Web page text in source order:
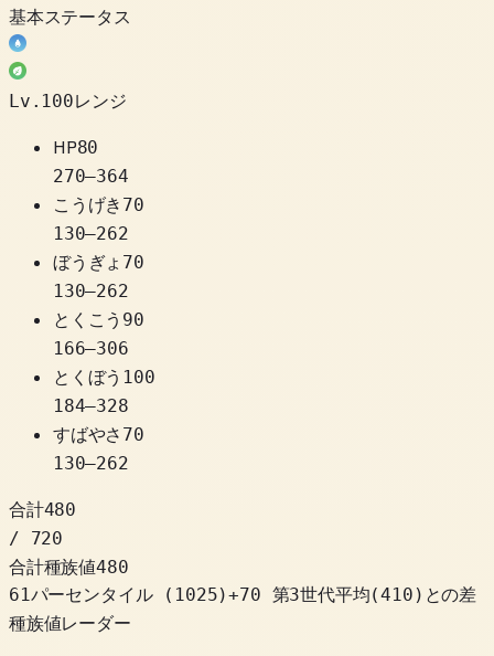
基本ステータス
Lv.100レンジ
HP80
270–364
こうげき 70
130–262
ぼうぎょ 70
130–262
とくこう 90
166–306
とくぼう 100
184–328
すばやさ 70
130–262
合計480
/ 720
合計種族値480
61パーセンタイル
( 1025)+70 第3世代平均(410)との差
種族値レーダー